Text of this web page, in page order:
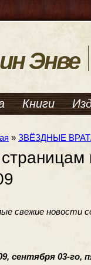
Энве
Книги
» ЗВЁЗДНЫЕ
свежие новости
сентября 03-го,